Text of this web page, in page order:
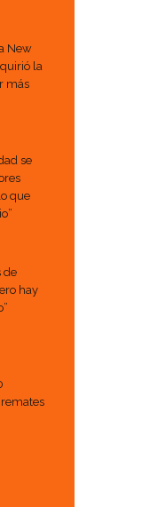
New
la
más
se
que
de
hay